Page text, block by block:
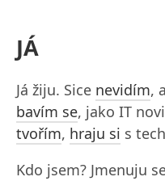
JÁ
Já žiju. Sice nevidím,
bavím se, jako IT
tvořím, hraju si s
Kdo jsem? Jmenuju